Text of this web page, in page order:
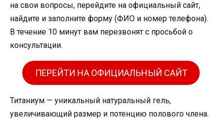
на свои вопросы, перейдите на официальный сайт,
найдите и заполните форму (ФИО и номер телефона).
В течение 10 минут вам перезвонят с просьбой о
консультации.
ПЕРЕЙТИ НА ОФИЦИАЛЬНЫЙ САЙТ
Титаниум — уникальный натуральный гель,
увеличивающий размер и потенцию полового члена.